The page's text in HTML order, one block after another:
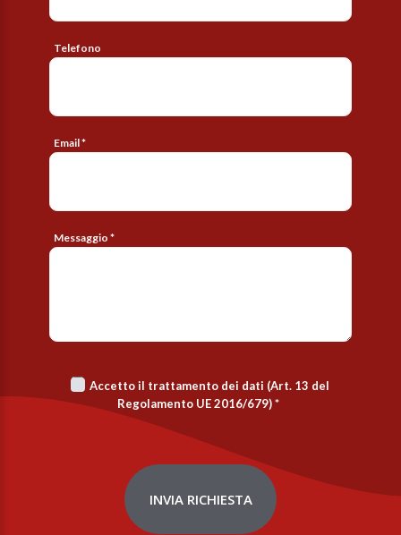
Telefono
Email *
Messaggio *
Accetto il trattamento dei dati (Art. 13 del
Regolamento UE 2016/679)*
INVIA RICHIESTA